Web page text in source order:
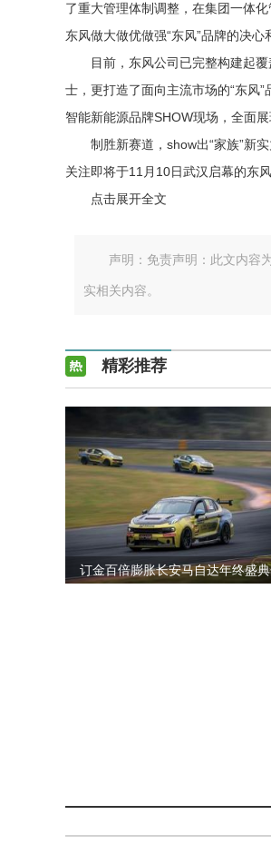
了重大管理体制调整，在集团一体
东风做大做优做强“东风”品牌的决心
目前，东风公司已完整构建起
士，更打造了面向主流市场的“东风
智能新能源品牌SHOW现场，全面
制胜新赛道，show出“家族”新
关注即将于11月10日武汉启幕的东
点击展开全文
声明：免责声明：此文内容
实相关内容。
精彩推荐
订金百倍膨胀长安马自达年终盛